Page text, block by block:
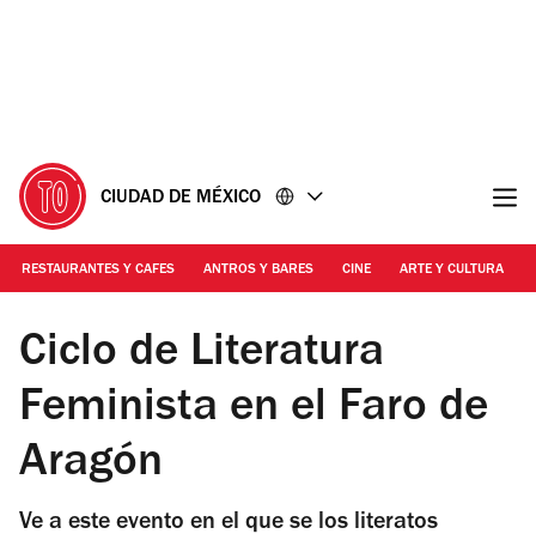
CIUDAD DE MÉXICO
RESTAURANTES Y CAFES ANTROS Y BARES CINE ARTE Y CULTURA
Foto: Cortesía
Ciclo de Literatura
Feminista en el Faro de
Aragón
Ve a este evento en el que se los literatos